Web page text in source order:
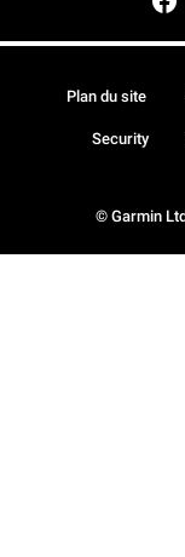
© Garmin
Plan du site
Security